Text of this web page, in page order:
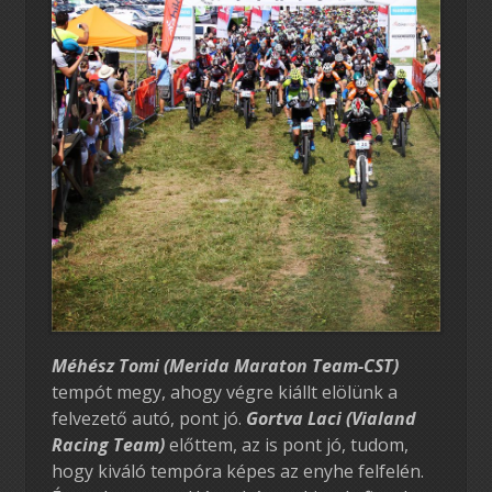
Méhész Tomi (Merida Maraton Team-CST)
tempót megy, ahogy végre kiállt elölünk a
felvezető autó, pont jó. Gortva Laci (Vialand
Racing Team)előttem, az is pont jó, tudom,
hogy kiváló tempóra képes az enyhe felfelén.